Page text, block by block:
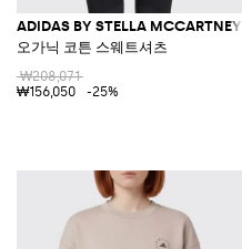
ADIDAS BY STELLA MCCARTNEY
오가닉 코튼 스웨트셔츠
₩208,071
₩156,050
-25%